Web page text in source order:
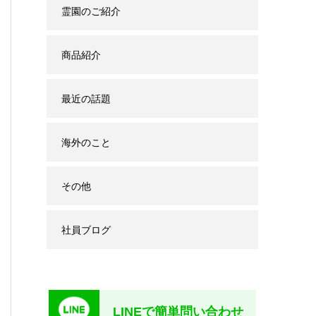
霊園のご紹介
商品紹介
最近の話題
海外のこと
その他
社員ブログ
LINEで簡単問い合わせ